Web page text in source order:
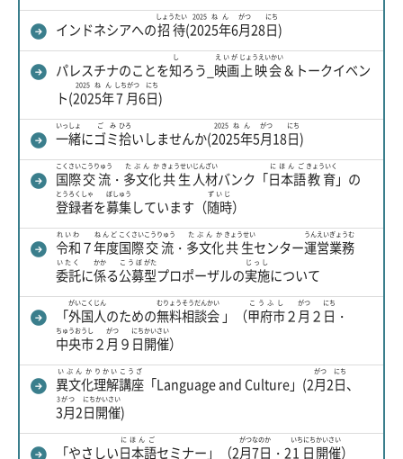
インドネシアへの招待
しょうたい
(2025年
2025ねん
6月
がつ
28日
にち
)
パレスチナのことを知
し
ろう_ 映画
えいが
上映会
じょうえいかい
＆トークイベン
ト(2025年
2025ねん
7月
しちがつ
6日
にち
)
一緒
いっしょ
にゴミ
ごみ
拾
ひろ
いしませんか(2025年
2025ねん
5月
がつ
18日
にち
)
国際
こくさい
交流
こうりゅう
・ 多文化
たぶんか
共生
きょうせい
人材
じんざい
バンク「日本語
にほんご
教育
きょういく
」の
登録者
とうろくしゃ
を募集
ぼしゅう
しています（随時
ずいじ
）
令和
れいわ
７年度
ねんど
国際
こくさい
交流
こうりゅう
・ 多文化
たぶんか
共生
きょうせい
センター運営
うんえい
業務
ぎょうむ
委託
いたく
に係
かか
る公募
こうぼ
型
がた
プロポーザルの実施
じっし
について
「外国人
がいこくじん
のための無料
むりょう
相談会
そうだんかい
」（甲府市
こうふし
２月
がつ
２ 日
にち
・
中央市
ちゅうおうし
２月
がつ
９ 日
にち
開催
かいさい
）
異文化
いぶんか
理解
りかい
講座
こうざ
「Language and Culture」(2月
がつ
2日
にち
、
3月
3がつ
2日
にち
開催
かいさい
)
「やさしい日本語
にほんご
セミナー」（2月
がつ
7日
なのか
・21日
いちにち
開催
かいさい
）